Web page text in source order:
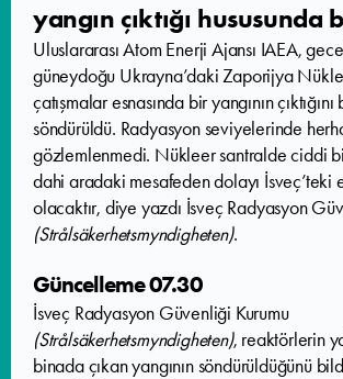
yangın çıktığı hususunda
Uluslararası Atom Enerji Ajansı IAEA,
güneydoğu Ukrayna’daki Zaporijya
çatışmalar esnasında bir yangının
söndürüldü. Radyasyon seviyelerinde
gözlemlenmedi. Nükleer santralde ciddi
dahi aradaki mesafeden dolayı İsveç’teki
olacaktır, diye yazdı İsveç Radyasyon
(Strålsäkerhetsmyndigheten).
Güncelleme 07.30
İsveç Radyasyon Güvenliği Kurumu
(Strålsäkerhetsmyndigheten), reaktörlerin
binada çıkan yangının söndürüldüğünü